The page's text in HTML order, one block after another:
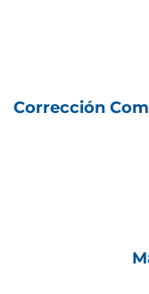
Corrección